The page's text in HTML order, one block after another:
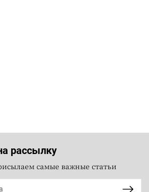
рассылку
самые важные статьи